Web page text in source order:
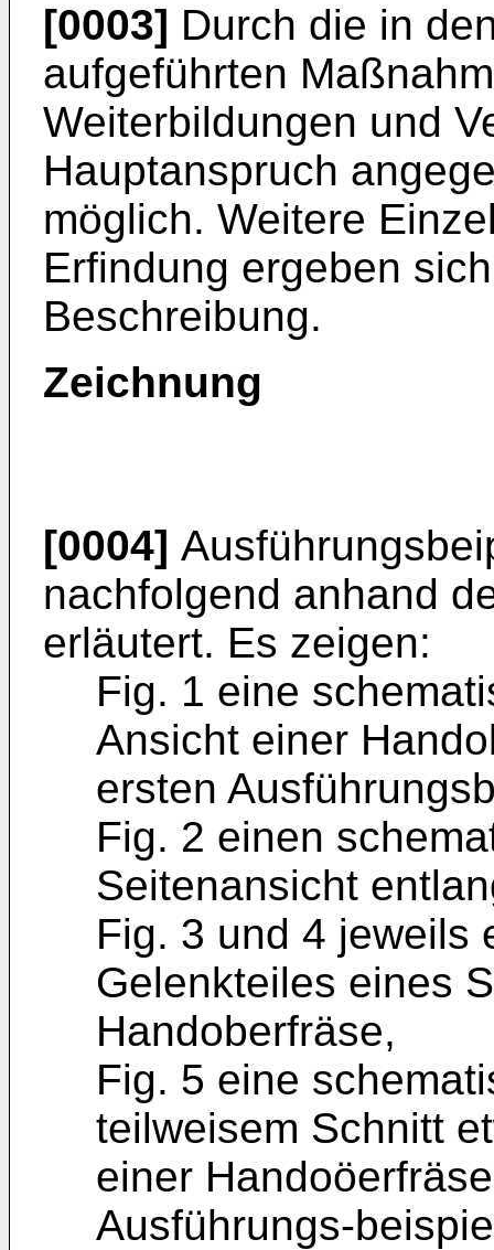
[0003] Durch die in
aufgeführten
Weiterbildungen und
Hauptanspruch
möglich. Weitere
Erfindung ergeben
Beschreibung.
Zeichnung
[0004]
nachfolgend anhand
erläutert. Es zeigen:
Fig. 1 eine
Ansicht einer
ersten
Fig. 2 einen
Seitenansicht
Fig. 3 und 4 jeweils
Gelenkteiles eines
Handoberfräse,
Fig. 5 eine
teilweisem Schnitt
einer
Ausführungs-